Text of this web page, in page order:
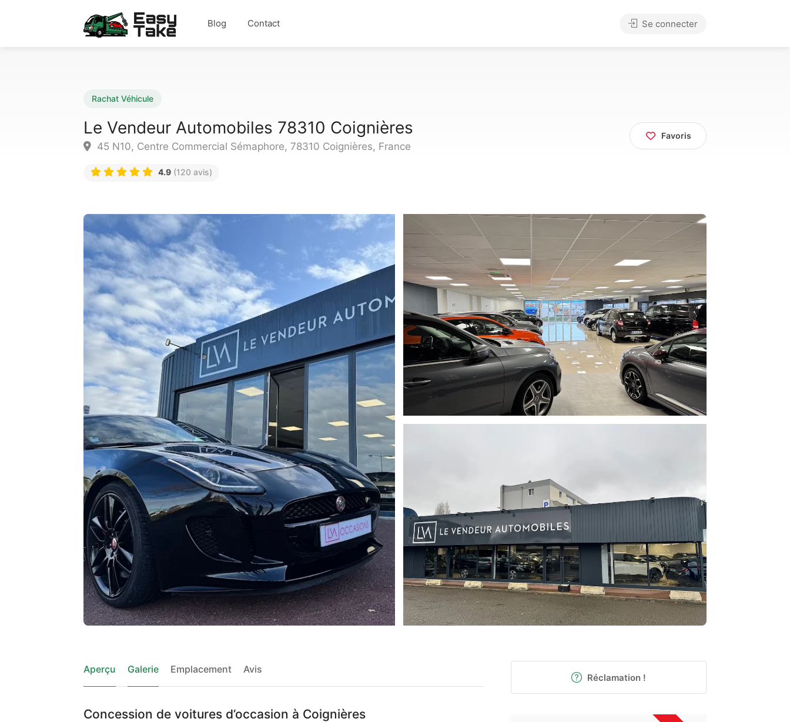
Blog Contact Se connecter
Rachat Véhicule
Le Vendeur Automobiles 78310 Coignières
45 N10, Centre Commercial Sémaphore, 78310 Coignières, France
4.9 (120 avis)
Favoris
Aperçu Galerie Emplacement Avis
Concession de voitures d’occasion à Coignières
Réclamation !